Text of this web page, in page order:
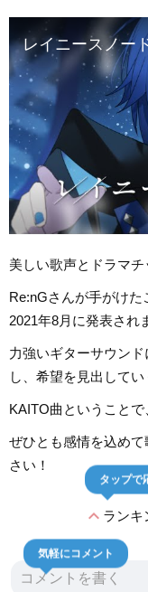
レイニースノー
美しい歌声とドラマチ
Re:nGさんが手がけた
2021年8月に発表され
力強いギターサウン
し、希望を見出して
KAITO曲ということで
ぜひとも感情を込め
さい！
expand_lessランキ
タップで
気軽にコメント